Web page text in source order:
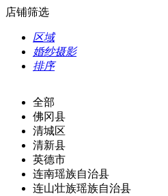
店铺筛选
区域
婚纱摄影
排序
全部
佛冈县
清城区
清新县
英德市
连南瑶族自治县
连山壮族瑶族自治县